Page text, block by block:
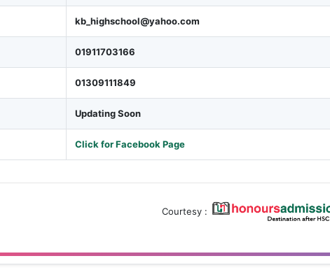
kb_highschool@yahoo.com
01911703166
01309111849
Updating Soon
Click for Facebook Page
Courtesy :